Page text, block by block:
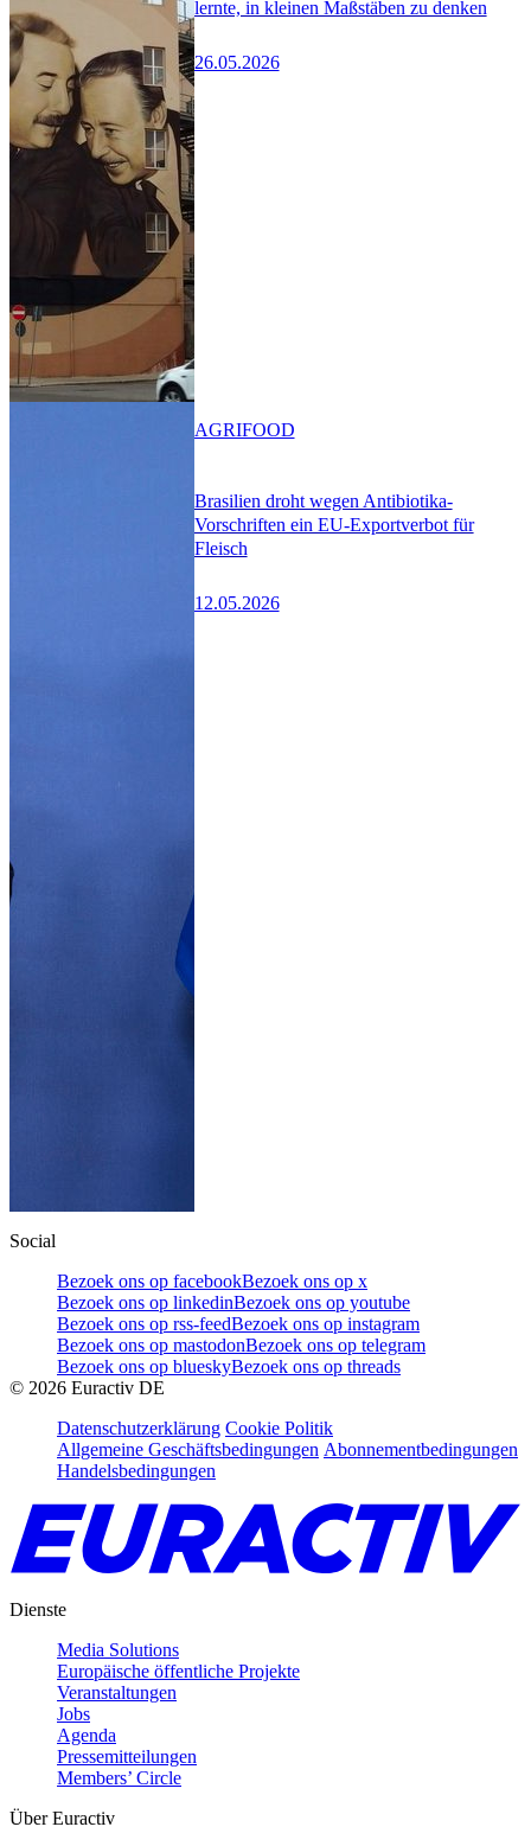
lernte, in kleinen Maßstäben zu denken
26.05.2026
Brasilien droht wegen Antibiotika-
Vorschriften ein EU-Exportverbot für
Fleisch
12.05.2026
AGRIFOOD
Social
Bezoek ons op facebookBezoek ons op x
Bezoek ons op linkedinBezoek ons op youtube
Bezoek ons op rss-feedBezoek ons op instagram
Bezoek ons op mastodonBezoek ons op telegram
Bezoek ons op blueskyBezoek ons op threads
© 2026 Euractiv DE
Datenschutzerklärung Cookie Politik
Allgemeine Geschäftsbedingungen Abonnementbedingungen
Handelsbedingungen
Dienste
Media Solutions
Europäische öffentliche Projekte
Veranstaltungen
Jobs
Agenda
Pressemitteilungen
Members’ Circle
Über Euractiv